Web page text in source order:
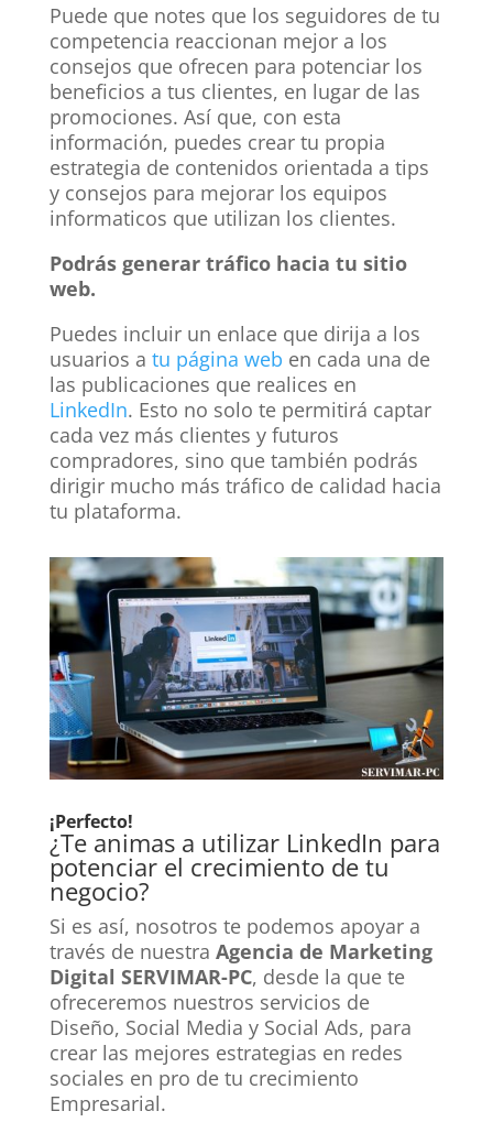
Puede que notes que los seguidores de tu
competencia reaccionan mejor a los
consejos que ofrecen para potenciar los
beneficios a tus clientes, en lugar de las
promociones. Así que, con esta
información, puedes crear tu propia
estrategia de contenidos orientada a tips
y consejos para mejorar los equipos
informaticos que utilizan los clientes.
Podrás generar tráfico hacia tu sitio
web.
Puedes incluir un enlace que dirija a los
usuarios a tu página web en cada una de
las publicaciones que realices en
LinkedIn. Esto no solo te permitirá captar
cada vez más clientes y futuros
compradores, sino que también podrás
dirigir mucho más tráfico de calidad hacia
tu plataforma.
¡Perfecto!
¿Te animas a utilizar LinkedIn para
potenciar el crecimiento de tu
negocio?
Si es así, nosotros te podemos apoyar a
través de nuestra Agencia de Marketing
Digital SERVIMAR-PC, desde la que te
ofreceremos nuestros servicios de
Diseño, Social Media y Social Ads, para
crear las mejores estrategias en redes
sociales en pro de tu crecimiento
Empresarial.